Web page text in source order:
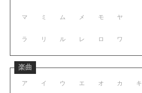
マ ミ ム メ モ
ラ リ ル レ ロ
ヤ
ワ
楽曲
ア イ ウ エ オ カ キ